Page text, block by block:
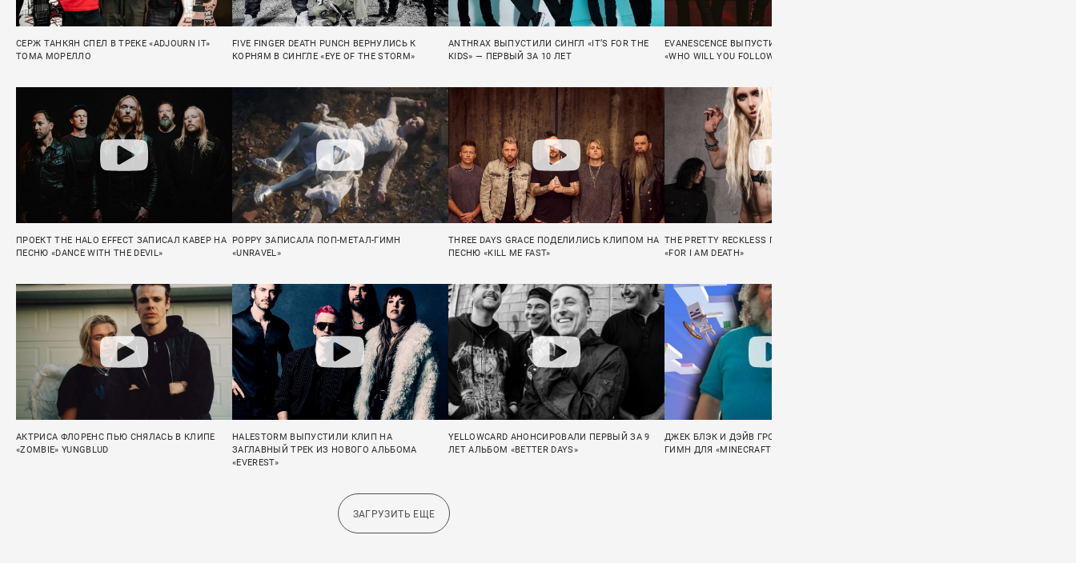
СЕРЖ ТАНКЯН СПЕЛ В ТРЕКЕ «ADJOURN IT»
ТОМА МОРЕЛЛО
FIVE FINGER DEATH PUNCH ВЕРНУЛИСЬ К
КОРНЯМ В СИНГЛЕ «EYE OF THE STORM»
ANTHRAX ВЫПУСТИЛИ СИНГЛ «IT’S FOR THE
KIDS» — ПЕРВЫЙ ЗА 10 ЛЕТ
EVANESCENCE ВЫПУСТИЛИ КЛИП НА ПЕСНЮ
«WHO WILL YOU FOLLOW»
ПРОЕКТ THE HALO EFFECT ЗАПИСАЛ КАВЕР НА
ПЕСНЮ «DANCE WITH THE DEVIL»
POPPY ЗАПИСАЛА ПОП-МЕТАЛ-ГИМН
«UNRAVEL»
THREE DAYS GRACE ПОДЕЛИЛИСЬ КЛИПОМ НА
ПЕСНЮ «KILL ME FAST»
THE PRETTY RECKLESS ПРЕЗЕНТОВАЛИ СИНГЛ
«FOR I AM DEATH»
АКТРИСА ФЛОРЕНС ПЬЮ СНЯЛАСЬ В КЛИПЕ
«ZOMBIE» YUNGBLUD
HALESTORM ВЫПУСТИЛИ КЛИП НА
ЗАГЛАВНЫЙ ТРЕК ИЗ НОВОГО АЛЬБОМА
«EVEREST»
YELLOWCARD АНОНСИРОВАЛИ ПЕРВЫЙ ЗА 9
ЛЕТ АЛЬБОМ «BETTER DAYS»
ДЖЕК БЛЭК И ДЭЙВ ГРОЛ ЗАПИСАЛИ РОК-
ГИМН ДЛЯ «MINECRAFT В КИНО»
ЗАГРУЗИТЬ ЕЩЕ